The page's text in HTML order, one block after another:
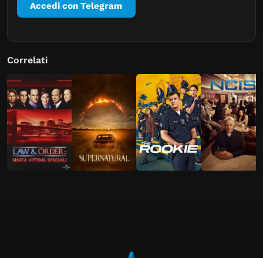
Accedi con Telegram
Correlati